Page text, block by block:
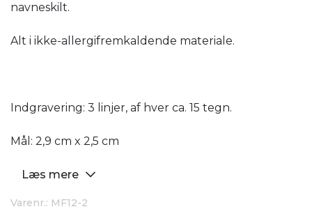
navneskilt.
Alt i ikke-allergifremkaldende materiale.
Indgravering: 3 linjer, af hver ca. 15 tegn.
Mål: 2,9 cm x 2,5 cm
Læs mere
Varenr.: MF12-2